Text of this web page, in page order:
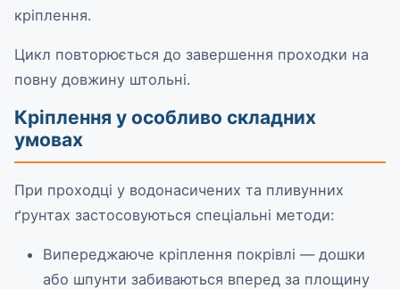
кріплення.
Цикл повторюється до завершення проходки на
повну довжину штольні.
Кріплення у особливо складних
умовах
При проходці у водонасичених та пливунних
ґрунтах застосовуються спеціальні методи:
Випереджаюче кріплення покрівлі — дошки
або шпунти забиваються вперед за площину